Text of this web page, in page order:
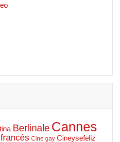
Berlinale Cannes
Cine gay Cineysefeliz